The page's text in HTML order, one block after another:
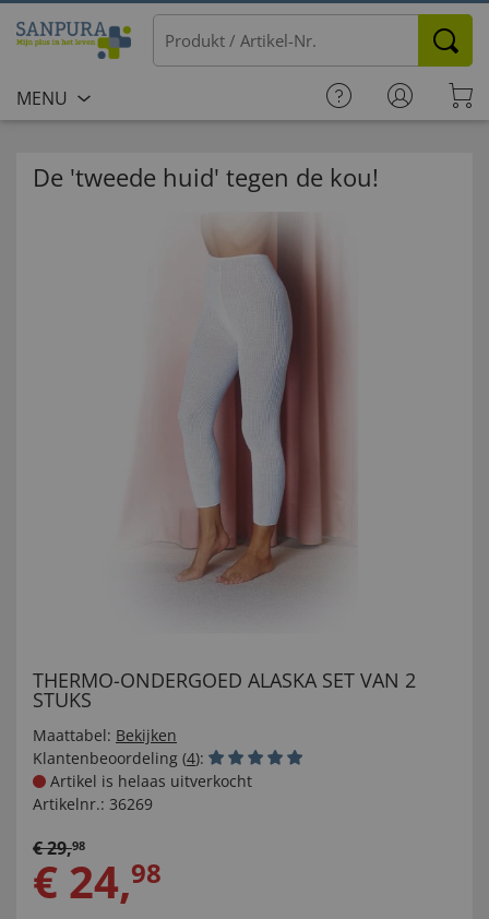
MENU
De 'tweede huid' tegen de kou!
THERMO-ONDERGOED ALASKA SET VAN 2
STUKS
Maattabel: Bekijken
Klantenbeoordeling (4):
Artikel is helaas uitverkocht
Artikelnr.: 36269
€29,98
€ 24,98